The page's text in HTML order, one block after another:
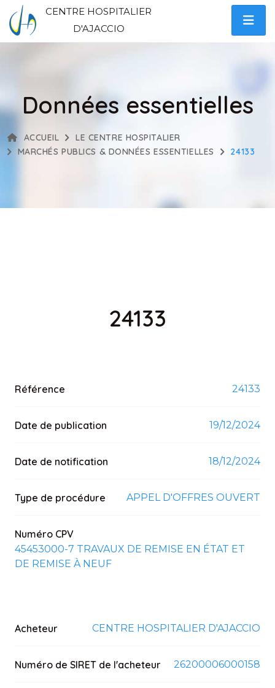
CENTRE HOSPITALIER
D'AJACCIO
Données essentielles
ACCUEIL
LE CENTRE HOSPITALIER
MARCHÉS PUBLICS & DONNÉES ESSENTIELLES
24133
24133
Référence 24133
Date de publication 19/12/2024
Date de notification 18/12/2024
Type de procédure APPEL D'OFFRES OUVERT
Numéro CPV
45453000-7 TRAVAUX DE REMISE EN ÉTAT ET
DE REMISE À NEUF
Acheteur CENTRE HOSPITALIER D'AJACCIO
Numéro de SIRET de l'acheteur 26200006000158